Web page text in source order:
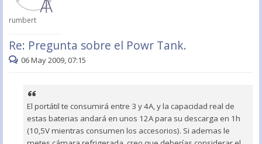
rumbert
Re: Pregunta sobre el Powr Tank.
06 May 2009, 07:15
El portátil te consumirá entre 3 y 4A, y la capacidad real de
estas baterias andará en unos 12A para su descarga en 1h
(10,5V mientras consumen los accesorios). Si ademas le